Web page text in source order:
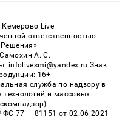
Live
ответственностью
А. С.
infolivesmi@yandex.ru Знак
16+
служба по надзору в
и массовых
77 — 81151 от 02.06.2021